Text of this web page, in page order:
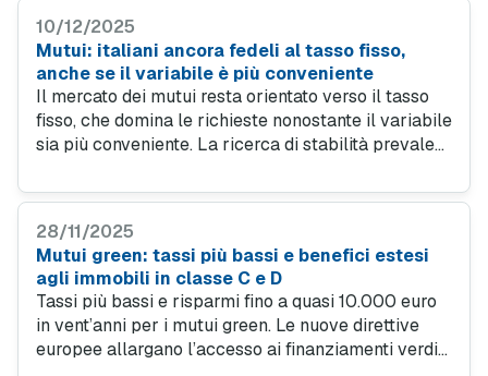
10/12/2025
Mutui: italiani ancora fedeli al tasso fisso,
anche se il variabile è più conveniente
Il mercato dei mutui resta orientato verso il tasso
fisso, che domina le richieste nonostante il variabile
sia più conveniente. La ricerca di stabilità prevale
domande per la prima casa e aumentano durate e
28/11/2025
Mutui green: tassi più bassi e benefici estesi
agli immobili in classe C e D
Tassi più bassi e risparmi fino a quasi 10.000 euro
in vent’anni per i mutui green. Le nuove direttive
europee allargano l’accesso ai finanziamenti verdi